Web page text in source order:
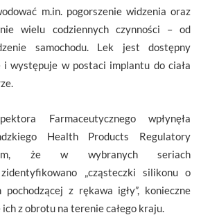
m.in. pogorszenie widzenia oraz
wielu codziennych czynności – od
samochodu. Lek jest dostępny
i występuje w postaci implantu do ciała
Farmaceutycznego wpłynęła
Health Products Regulatory
że w wybranych seriach
zidentyfikowano „cząsteczki silikonu o
z rękawa igły”, konieczne
z obrotu na terenie całego kraju.